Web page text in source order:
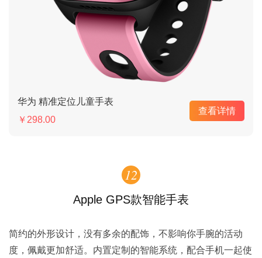
华为 精准定位儿童手表
￥298.00
查看详情
12
Apple GPS款智能手表
简约的外形设计，没有多余的配饰，不影响你手腕的活动
度，佩戴更加舒适。内置定制的智能系统，配合手机一起使